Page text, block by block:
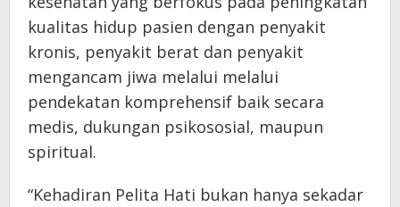
kualitas hidup pasien dengan penyakit
kronis, penyakit berat dan penyakit
mengancam jiwa melalui melalui
pendekatan komprehensif baik secara
medis, dukungan psikososial, maupun
spiritual.
“Kehadiran Pelita Hati bukan hanya sekadar